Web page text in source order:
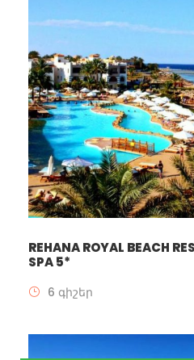
REHANA ROYAL BEACH
SPA 5*
6 գիշեր